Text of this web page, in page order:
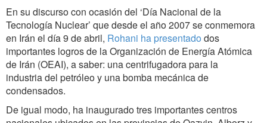
En su discurso con ocasión del ‘Día Nacional de la
Tecnología Nuclear’ que desde el año 2007 se conmemora
en Irán el día 9 de abril, Rohani ha presentado dos
importantes logros de la Organización de Energía Atómica
de Irán (OEAI), a saber: una centrifugadora para la
industria del petróleo y una bomba mecánica de
condensados.
De igual modo, ha inaugurado tres importantes centros